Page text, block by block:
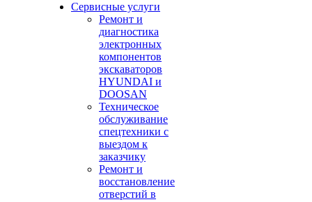
Сервисные услуги
Ремонт и
диагностика
электронных
компонентов
экскаваторов
HYUNDAI и
DOOSAN
Техническое
обслуживание
спецтехники с
выездом к
заказчику
Ремонт и
восстановление
отверстий в